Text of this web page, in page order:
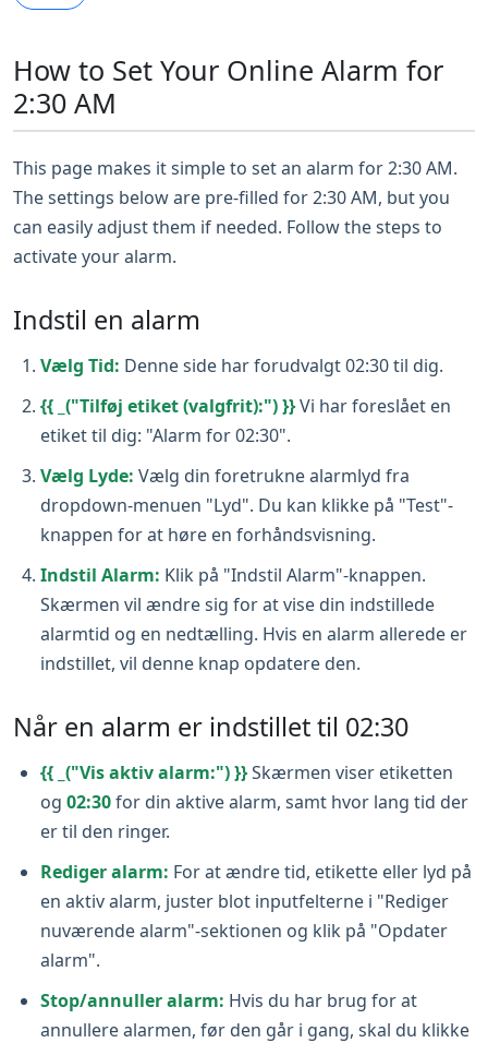
How to Set Your Online Alarm for
2:30 AM
This page makes it simple to set an alarm for 2:30 AM.
The settings below are pre-filled for 2:30 AM, but you
can easily adjust them if needed. Follow the steps to
activate your alarm.
Indstil en alarm
Vælg Tid: Denne side har forudvalgt 02:30 til dig.
{{ _("Tilføj etiket (valgfrit):") }}Vi har foreslået en
etiket til dig: "Alarm for 02:30".
Vælg Lyde: Vælg din foretrukne alarmlyd fra
dropdown-menuen "Lyd". Du kan klikke på "Test"-
knappen for at høre en forhåndsvisning.
Indstil Alarm: Klik på "Indstil Alarm"-knappen.
Skærmen vil ændre sig for at vise din indstillede
alarmtid og en nedtælling. Hvis en alarm allerede er
indstillet, vil denne knap opdatere den.
Når en alarm er indstillet til 02:30
{{ _("Vis aktiv alarm:") }}Skærmen viser etiketten
og 02:30for din aktive alarm, samt hvor lang tid der
er til den ringer.
Rediger alarm: For at ændre tid, etikette eller lyd på
en aktiv alarm, juster blot inputfelterne i "Rediger
nuværende alarm"-sektionen og klik på "Opdater
alarm".
Stop/annuller alarm: Hvis du har brug for at
annullere alarmen, før den går i gang, skal du klikke